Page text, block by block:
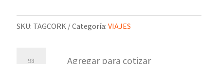
SKU: TAGCORK Categoría: VIAJES
Agregar para cotizar